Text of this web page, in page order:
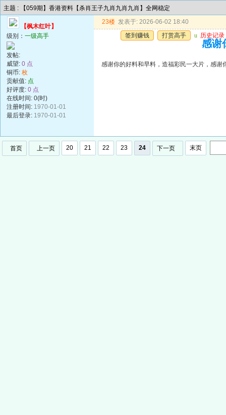
主题 : 【059期】香港资料【杀肖王子九肖九肖九肖】全网稳定
【枫木红叶】
级别： 一级高手
发帖:
威望: 0 点
铜币: 枚
贡献值: 点
好评度: 0 点
在线时间: 0(时)
注册时间: 1970-01-01
最后登录: 1970-01-01
23楼 发表于: 2026-06-02 18:40
签到赚钱
打赏高手 u 历史记录
感谢
感谢你的好料和早料，造福彩民一大片，感谢
首页 上一页 20 21 22 23 24 下一页 末页